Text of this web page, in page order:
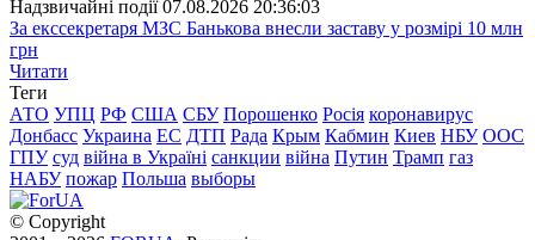
Надзвичайні події 07.08.2026 20:36:03
За екссекретаря МЗС Банькова внесли заставу у розмірі 10 млн
грн
Читати
Теги
АТО УПЦ РФ США СБУ Порошенко Росія коронавирус
Донбасс Украина ЕС ДТП Рада Крым Кабмин Киев НБУ ООС
ГПУ суд війна в Україні санкции війна Путин Трамп газ
НАБУ пожар Польша выборы
© Copyright